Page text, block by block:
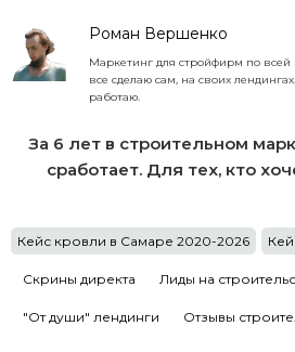
Роман Вершенко
Маркетинг для стройфирм по всей
все сделаю сам, на своих
работаю.
За 6 лет в строительном
сработает. Для тех, кто
Кейс кровли в Самаре 2020-2026
Скрины директа Лиды на
"От души" лендинги Отзывы